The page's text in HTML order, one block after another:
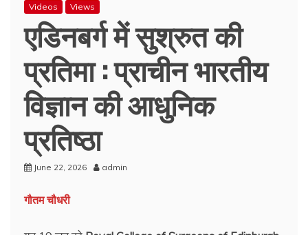
Videos
Views
एडिनबर्ग में सुश्रुत की
प्रतिमा : प्राचीन भारतीय
विज्ञान की आधुनिक
प्रतिष्ठा
June 22, 2026 admin
गौतम चौधरी